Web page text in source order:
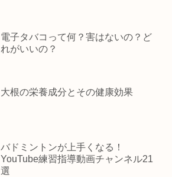
電子タバコって何？害はないの？ど
れがいいの？
大根の栄養成分とその健康効果
バドミントンが上手くなる！
YouTube練習指導動画チャンネル21
選